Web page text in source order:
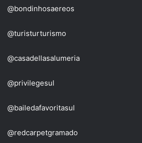
@bondinhosaereos
@turisturturismo
@casadellasalumeria
@privilegesul
@bailedafavoritasul
@redcarpetgramado